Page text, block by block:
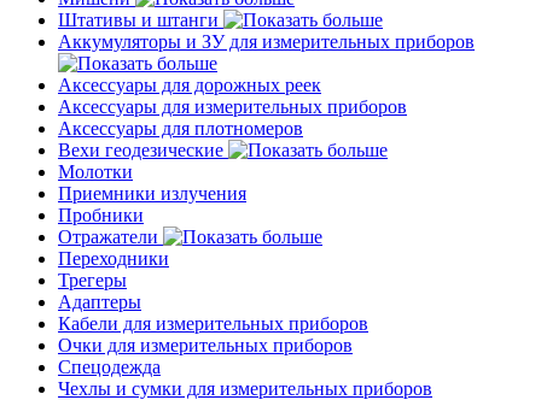
Штативы и штанги
Аккумуляторы и ЗУ для измерительных приборов
Аксессуары для дорожных реек
Аксессуары для измерительных приборов
Аксессуары для плотномеров
Вехи геодезические
Молотки
Приемники излучения
Пробники
Отражатели
Переходники
Трегеры
Адаптеры
Кабели для измерительных приборов
Очки для измерительных приборов
Спецодежда
Чехлы и сумки для измерительных приборов